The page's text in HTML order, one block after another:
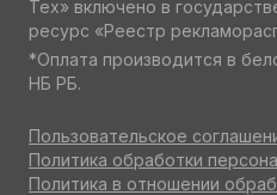
Тех» включено в
ресурс «Реестр
*Оплата производится в
НБ РБ.
Пользовательское
Политика обработки
Политика в отношении